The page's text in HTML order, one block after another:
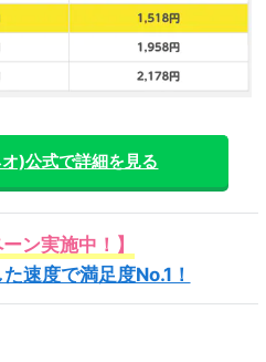
)公式で詳細を見る
ン実施中！】
速度で満足度No.1！